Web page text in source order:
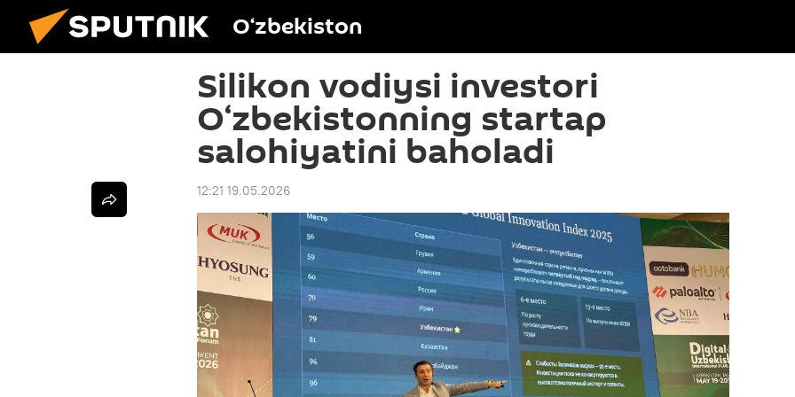
O‘zbekiston
Silikon vodiysi investori
O‘zbekistonning startap
salohiyatini baholadi
12:21 19.05.2026